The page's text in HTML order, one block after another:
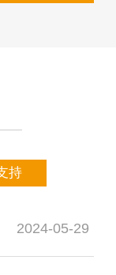
持
2024-05-29